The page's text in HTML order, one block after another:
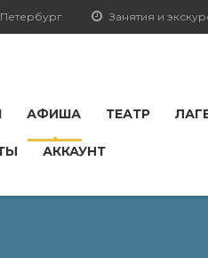
Занятия и
АФИША ТЕАТР
АККАУНТ